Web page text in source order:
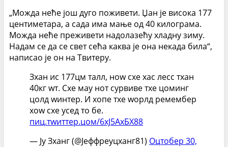
„Можда неће још дуго поживети. Џан је висока 177
центиметара, а сада има мање од 40 килограма.
Можда неће преживети надолазећу хладну зиму.
Надам се да се свет сећа каква је она некада била“,
написао је он на Твитеру.
Зхан ис 177цм талл, ноw схе хас лесс тхан
40кг wт. Схе маy нот сурвиве тхе цоминг
цолд wинтер. И хопе тхе wорлд ремембер
хоw схе усед то бе.
пиц.тwиттер.цом/6хЈ5АxБХ88
— Ју Зханг (@Јеффреyцханг81) Оцтобер 30,